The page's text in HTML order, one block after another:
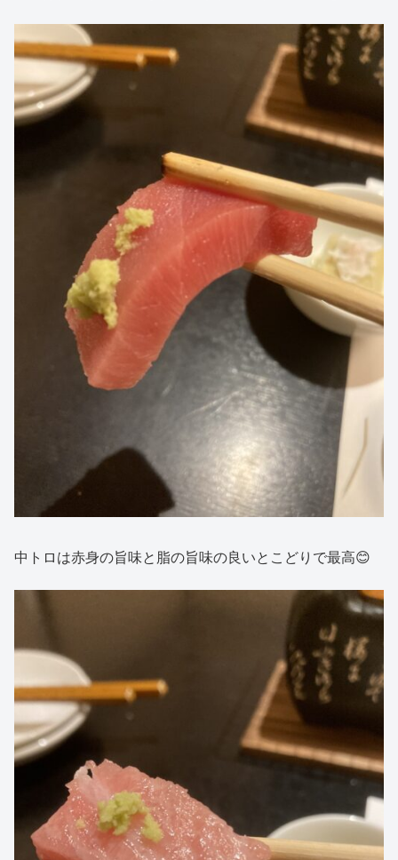
中トロは赤身の旨味と脂の旨味の良いとこどりで最高😊